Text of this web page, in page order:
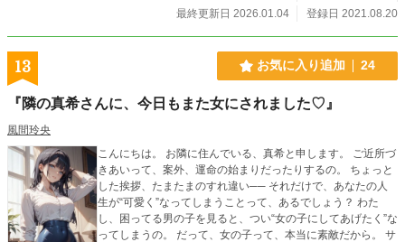
まくりの世界へようこそ。 ちょっと過激な暴力描写もありま
す。 苦手な方は読み飛ばして下さい。 性描写は控えめなつも
りです。 どんなに読んでもゼロカロリーです。
最終更新日 2026.01.04
登録日 2021.08.20
13 お気に入り追加 24
『隣の真希さんに、今日もまた女にされました♡』
風間玲央
こんにちは。 お隣に住んでいる、真希と申します。 ご近所づ
きあいって、案外、運命の始まりだったりするの。 ちょっと
した挨拶、たまたまのすれ違い── それだけで、あなたの人
生が“可愛く”なってしまうことって、あるでしょう？ わた
し、困ってる男の子を見ると、つい“女の子にしてあげたく”な
ってしまうの。 だって、女の子って、本当に素敵だから。 サ